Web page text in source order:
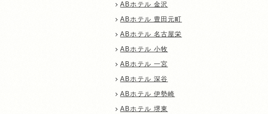
ABホテル 金沢
ABホテル 豊田元町
ABホテル 名古屋栄
ABホテル 小牧
ABホテル 一宮
ABホテル 深谷
ABホテル 伊勢崎
ABホテル 堺東